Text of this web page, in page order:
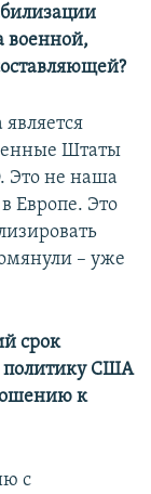
военной,
является
Штаты
Это не наша
Европе. Это
– уже
срок
политику США
к
с